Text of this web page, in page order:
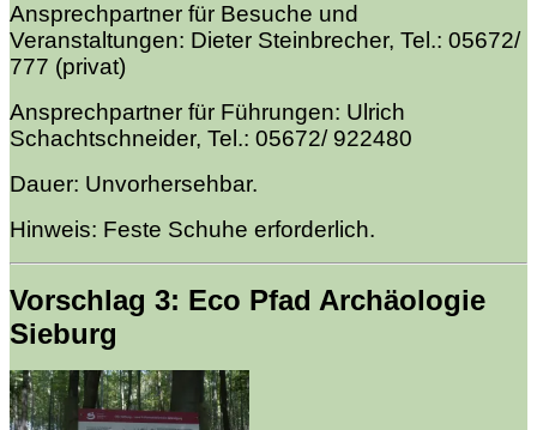
Ansprechpartner für Besuche und
Veranstaltungen: Dieter Steinbrecher, Tel.: 05672/
777 (privat)
Ansprechpartner für Führungen: Ulrich
Schachtschneider, Tel.: 05672/ 922480
Dauer: Unvorhersehbar.
Hinweis: Feste Schuhe erforderlich.
Vorschlag 3: Eco Pfad Archäologie
Sieburg